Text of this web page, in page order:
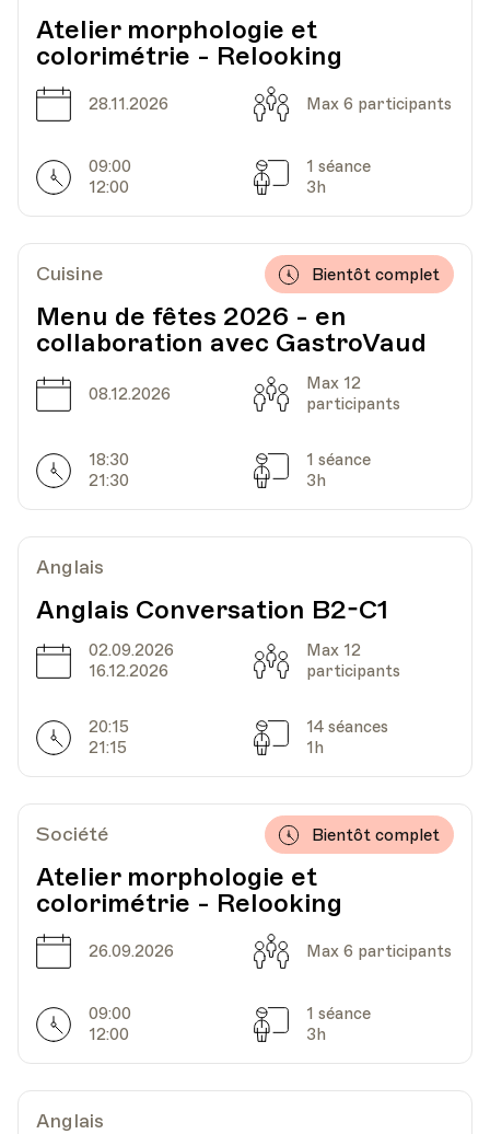
HEP - Haute Ecole Pédagogique - Salle 725
Av. de Cour 33
Date
06.11.2024 Heure
19.30
Lieu
HEP - Haute Ecole Pédagogique - Salle 725
1005, Lausanne
Date
13.11.2024 Heure
19.30
Lieu
HEP - Haute Ecole Pédagogique - Salle 725
1005, Lausanne
Lieu
HEP - Haute Ecole Pédagogique - Salle 725
1005, Lausanne
Date27.11.2024 Heure
19.30
Lieu
HEP - Haute Ecole Pédagogique - Salle 725
1005, Lausanne
Av. de Cour 33
Lieu
HEP - Haute Ecole Pédagogique - Salle 725
1005, Lausanne
Atelier morphologie et
colorimétrie - Relooking
Date
28.11.2026 Capacité
Max 6 participants
Horarires
09:00
12:00
Séances
1 séance
3h
Cuisine
Menu de fêtes 2026 - en
collaboration avec GastroVaud
Bientôt complet
Date
08.12.2026 Capacité
Max 12
participants
Horarires
18:30
21:30
Séances
1 séance
3h
Anglais
Anglais Conversation B2-C1
Date
02.09.2026
16.12.2026
Capacité
Max 12
participants
Horarires
20:15
21:15
Séances
14 séances
1h
Société
Atelier morphologie et
colorimétrie - Relooking
Bientôt complet
Date
26.09.2026 Capacité
Max 6 participants
Horarires
09:00
12:00
Séances
1 séance
3h
Anglais